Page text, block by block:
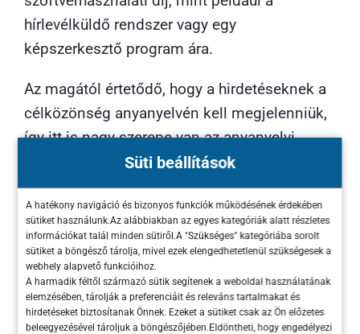
Süti beállítások
A hatékony navigáció és bizonyos funkciók működésének érdekében
sütiket használunk.Az alábbiakban az egyes kategóriák alatt részletes
információkat talál minden sütiről.A "Szükséges" kategóriába sorolt
sütiket a böngésző tárolja, mivel ezek elengedhetetlenül szükségesek a
webhely alapvető funkcióihoz.
A harmadik féltől származó sütik segítenek a weboldal használatának
elemzésében, tárolják a preferenciáit és releváns tartalmakat és
hirdetéseket biztosítanak Önnek. Ezeket a sütiket csak az Ön előzetes
beleegyezésével tároljuk a böngészőjében.Eldöntheti, hogy engedélyezi
hírlevélküldő rendszer vagy egy
képszerkesztő program ára.
Az magától értetődő, hogy a hirdetéseknek a
célközönség anyanyelvén kell megjelenniük,
így itt is nagy szerepe van az anyanyelvi
Itt is ki kell hangsúlyozni, hogy a marketinget
mindenképp olyan cégnek kell végeznie,
akinek nagy tapasztalata van az adott piacon,
hiszen egyéb esetben jelentős veszteséget
lehet realizálni a nem megfelelően létrehozott
kampányokból. A Maximum Business már